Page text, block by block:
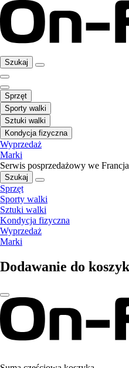
Szukaj
Sprzęt
Sporty walki
Sztuki walki
Kondycja fizyczna
Wyprzedaż
Marki
Serwis posprzedażowy we Francja
Szukaj
Sprzęt
Sporty walki
Sztuki walki
Kondycja fizyczna
Wyprzedaż
Marki
Dodawanie do